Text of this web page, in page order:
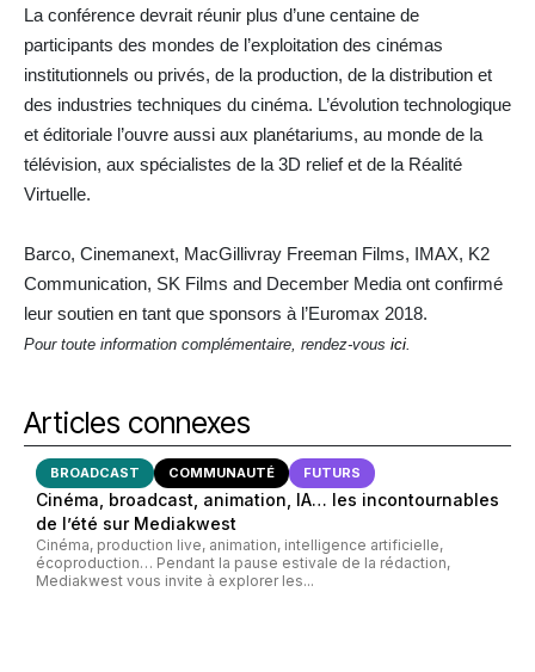
La conférence devrait réunir plus d’une centaine de
participants des mondes de l’exploitation des cinémas
institutionnels ou privés, de la production, de la distribution et
des industries techniques du cinéma. L’évolution technologique
et éditoriale l’ouvre aussi aux planétariums, au monde de la
télévision, aux spécialistes de la 3D relief et de la Réalité
Virtuelle.
Barco, Cinemanext, MacGillivray Freeman Films, IMAX, K2
Communication, SK Films and December Media ont confirmé
leur soutien en tant que sponsors à l’Euromax 2018.
Pour toute information complémentaire, rendez-vous ici
Articles connexes
BROADCAST COMMUNAUTÉ FUTURS
Cinéma, broadcast, animation, IA… les incontournables
de l’été sur Mediakwest
Cinéma, production live, animation, intelligence artificielle,
écoproduction… Pendant la pause estivale de la rédaction,
Mediakwest vous invite à explorer les...